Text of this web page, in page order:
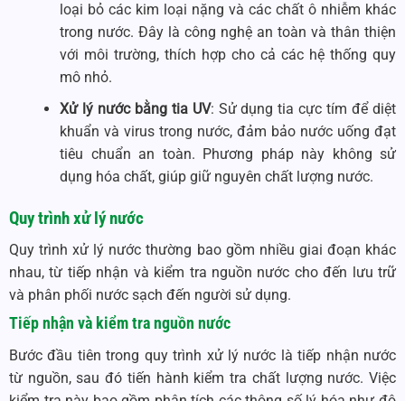
loại bỏ các kim loại nặng và các chất ô nhiễm khác
trong nước. Đây là công nghệ an toàn và thân thiện
với môi trường, thích hợp cho cả các hệ thống quy
mô nhỏ.
Xử lý nước bằng tia UV: Sử dụng tia cực tím để diệt
khuẩn và virus trong nước, đảm bảo nước uống đạt
tiêu chuẩn an toàn. Phương pháp này không sử
dụng hóa chất, giúp giữ nguyên chất lượng nước.
Quy trình xử lý nước
Quy trình xử lý nước thường bao gồm nhiều giai đoạn khác
nhau, từ tiếp nhận và kiểm tra nguồn nước cho đến lưu trữ
và phân phối nước sạch đến người sử dụng.
Tiếp nhận và kiểm tra nguồn nước
Bước đầu tiên trong quy trình xử lý nước là tiếp nhận nước
từ nguồn, sau đó tiến hành kiểm tra chất lượng nước. Việc